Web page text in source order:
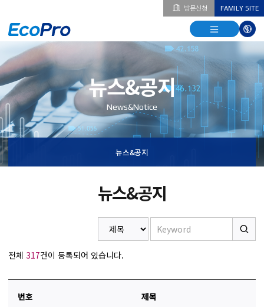
방문신청 FAMILY SITE
열기
열기
다국어
열기
뉴스&공지
News&Notice
뉴스&공지
뉴스&공지
전체 317건이 등록되어 있습니다.
번호 제목